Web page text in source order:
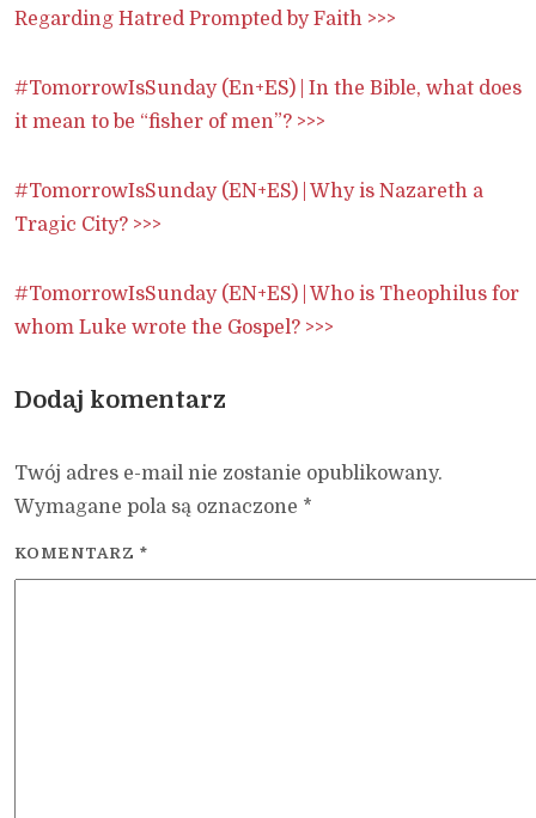
Regarding Hatred Prompted by Faith >>>
#TomorrowIsSunday (En+ES) | In the Bible, what does
it mean to be “fisher of men”? >>>
#TomorrowIsSunday (EN+ES) | Why is Nazareth a
Tragic City? >>>
#TomorrowIsSunday (EN+ES) | Who is Theophilus for
whom Luke wrote the Gospel? >>>
Dodaj komentarz
Twój adres e-mail nie zostanie opublikowany.
Wymagane pola są oznaczone *
KOMENTARZ *